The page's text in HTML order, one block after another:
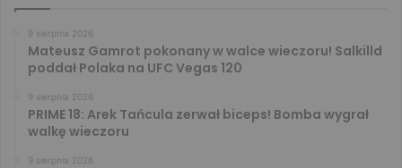
9 sierpnia 2026
Mateusz Gamrot pokonany w walce wieczoru! Salkilld
poddał Polaka na UFC Vegas 120
9 sierpnia 2026
PRIME 18: Arek Tańcula zerwał biceps! Bomba wygrał
walkę wieczoru
9 sierpnia 2026